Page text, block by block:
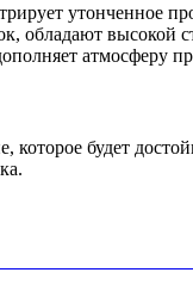
утонченное
обладают высокой
атмосферу
будет